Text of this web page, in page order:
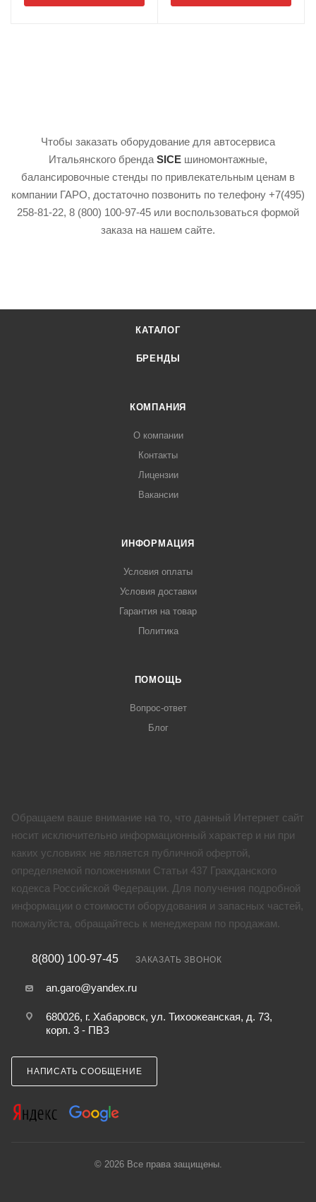
Чтобы заказать оборудование для автосервиса
Итальянского бренда SICE шиномонтажные,
балансировочные стенды по привлекательным ценам в
компании ГАРО, достаточно позвонить по телефону +7(495)
258-81-22, 8 (800) 100-97-45 или воспользоваться формой
заказа на нашем сайте.
КАТАЛОГ
БРЕНДЫ
КОМПАНИЯ
О компании
Контакты
Лицензии
Вакансии
ИНФОРМАЦИЯ
Условия оплаты
Условия доставки
Гарантия на товар
Политика
ПОМОЩЬ
Вопрос-ответ
Блог
Обращаем ваше внимание на то, что данный Интернет сайт
носит исключительно информационный характер и ни при
каких условиях не является публичной офертой,
определяемой положениями Статьи 437 Гражданского
кодекса Российской Федерации. Для получения подробной
информации о стоимости оборудования и запасных частей,
пожалуйста, обращайтесь к менеджерам по продажам.
8(800) 100-97-45 ЗАКАЗАТЬ ЗВОНОК
an.garo@yandex.ru
680026, г. Хабаровск, ул. Тихоокеанская, д. 73,
корп. 3 - ПВЗ
НАПИСАТЬ СООБЩЕНИЕ
© 2026 Все права защищены.